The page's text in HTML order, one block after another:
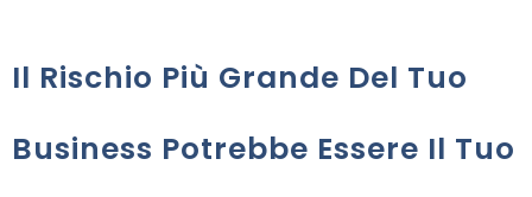
Il Rischio Più Grande Del Tuo
Business Potrebbe Essere Il Tuo